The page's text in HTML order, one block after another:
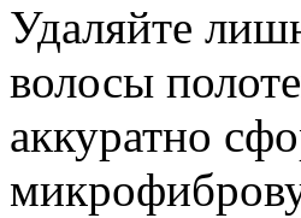
Удаляйте
волосы
аккуратно